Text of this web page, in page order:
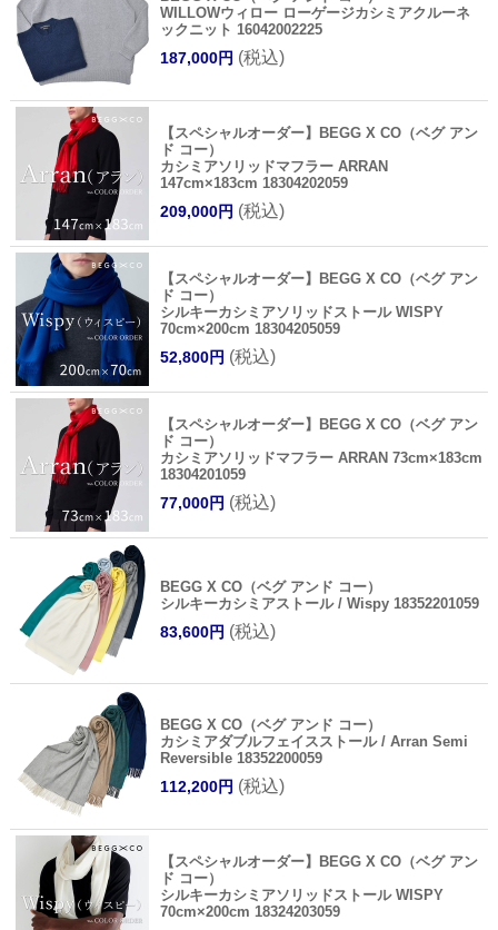
WILLOWウィロー ローゲージカシミアクルーネ
ックニット 16042002225
187,000円 (税込)
【スペシャルオーダー】BEGG X CO（ベグ アン
ド コー）
カシミアソリッドマフラー ARRAN
147cm×183cm 18304202059
209,000円 (税込)
【スペシャルオーダー】BEGG X CO（ベグ アン
ド コー）
シルキーカシミアソリッドストール WISPY
70cm×200cm 18304205059
52,800円 (税込)
【スペシャルオーダー】BEGG X CO（ベグ アン
ド コー）
カシミアソリッドマフラー ARRAN 73cm×183cm
18304201059
77,000円 (税込)
BEGG X CO（ベグ アンド コー）
シルキーカシミアストール / Wispy 18352201059
83,600円 (税込)
BEGG X CO（ベグ アンド コー）
カシミアダブルフェイスストール / Arran Semi
Reversible 18352200059
112,200円 (税込)
【スペシャルオーダー】BEGG X CO（ベグ アン
ド コー）
シルキーカシミアソリッドストール WISPY
70cm×200cm 18324203059